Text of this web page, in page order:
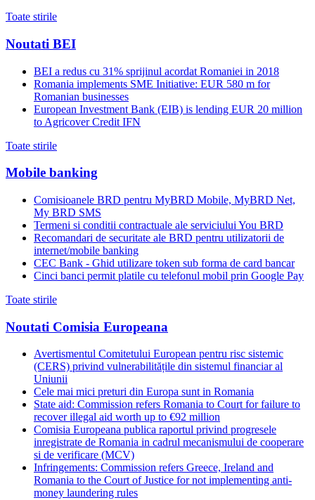
Toate stirile
Noutati BEI
BEI a redus cu 31% sprijinul acordat Romaniei in 2018
Romania implements SME Initiative: EUR 580 m for
Romanian businesses
European Investment Bank (EIB) is lending EUR 20 million
to Agricover Credit IFN
Toate stirile
Mobile banking
Comisioanele BRD pentru MyBRD Mobile, MyBRD Net,
My BRD SMS
Termeni si conditii contractuale ale serviciului You BRD
Recomandari de securitate ale BRD pentru utilizatorii de
internet/mobile banking
CEC Bank - Ghid utilizare token sub forma de card bancar
Cinci banci permit platile cu telefonul mobil prin Google Pay
Toate stirile
Noutati Comisia Europeana
Avertismentul Comitetului European pentru risc sistemic
(CERS) privind vulnerabilitățile din sistemul financiar al
Uniunii
Cele mai mici preturi din Europa sunt in Romania
State aid: Commission refers Romania to Court for failure to
recover illegal aid worth up to €92 million
Comisia Europeana publica raportul privind progresele
inregistrate de Romania in cadrul mecanismului de cooperare
si de verificare (MCV)
Infringements: Commission refers Greece, Ireland and
Romania to the Court of Justice for not implementing anti-
money laundering rules